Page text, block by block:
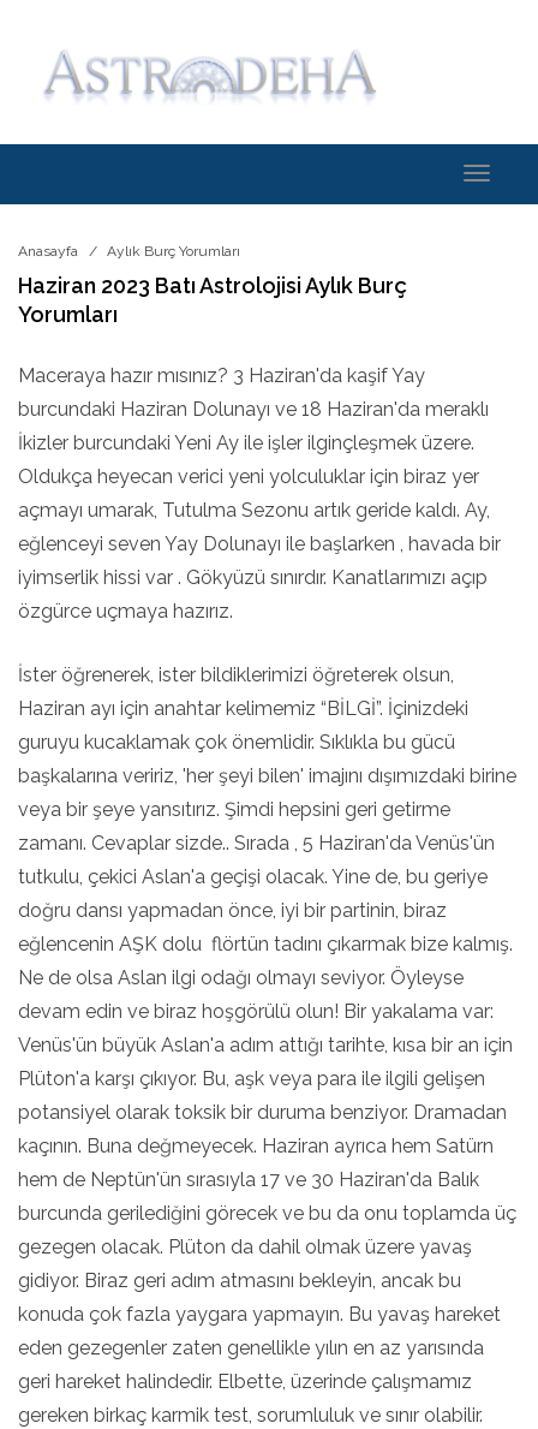
Toggle
Anasayfa Aylık Burç Yorumları
Haziran 2023 Batı Astrolojisi Aylık Burç
Yorumları
Maceraya hazır mısınız? 3 Haziran'da kaşif Yay
burcundaki Haziran Dolunayı ve 18 Haziran'da meraklı
İkizler burcundaki Yeni Ay ile işler ilginçleşmek üzere.
Oldukça heyecan verici yeni yolculuklar için biraz yer
açmayı umarak, Tutulma Sezonu artık geride kaldı. Ay,
eğlenceyi seven Yay Dolunayı ile başlarken , havada bir
iyimserlik hissi var . Gökyüzü sınırdır. Kanatlarımızı açıp
özgürce uçmaya hazırız.
İster öğrenerek, ister bildiklerimizi öğreterek olsun,
Haziran ayı için anahtar kelimemiz “BİLGİ”. İçinizdeki
guruyu kucaklamak çok önemlidir. Sıklıkla bu gücü
başkalarına veririz, 'her şeyi bilen' imajını dışımızdaki birine
veya bir şeye yansıtırız. Şimdi hepsini geri getirme
zamanı. Cevaplar sizde.. Sırada , 5 Haziran'da Venüs'ün
tutkulu, çekici Aslan'a geçişi olacak. Yine de, bu geriye
doğru dansı yapmadan önce, iyi bir partinin, biraz
eğlencenin AŞK dolu flörtün tadını çıkarmak bize kalmış.
Ne de olsa Aslan ilgi odağı olmayı seviyor. Öyleyse
devam edin ve biraz hoşgörülü olun! Bir yakalama var:
Venüs'ün büyük Aslan'a adım attığı tarihte, kısa bir an için
Plüton'a karşı çıkıyor. Bu, aşk veya para ile ilgili gelişen
potansiyel olarak toksik bir duruma benziyor. Dramadan
kaçının. Buna değmeyecek. Haziran ayrıca hem Satürn
hem de Neptün'ün sırasıyla 17 ve 30 Haziran'da Balık
burcunda gerilediğini görecek ve bu da onu toplamda üç
gezegen olacak. Plüton da dahil olmak üzere yavaş
gidiyor. Biraz geri adım atmasını bekleyin, ancak bu
konuda çok fazla yaygara yapmayın. Bu yavaş hareket
eden gezegenler zaten genellikle yılın en az yarısında
geri hareket halindedir. Elbette, üzerinde çalışmamız
gereken birkaç karmik test, sorumluluk ve sınır olabilir.